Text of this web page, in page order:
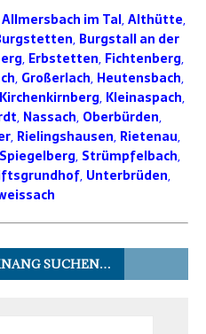
Allmersbach im Tal,Althütte,
, Burgstall an der
, Erbstetten, Fichtenberg,
, Großerlach, Heutensbach,
Kirchenkirnberg, Kleinaspach,
, Nassach, Oberbürden,
, Rielingshausen, Rietenau,
Spiegelberg, Strümpfelbach,
, Unterbrüden,
SUCHEN…